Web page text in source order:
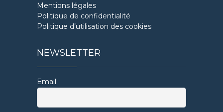
Mentions légales
Politique de confidentialité
Politique d’utilisation des cookies
NEWSLETTER
Email